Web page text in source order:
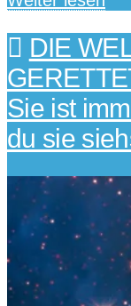
DIE
Sie ist
du sie